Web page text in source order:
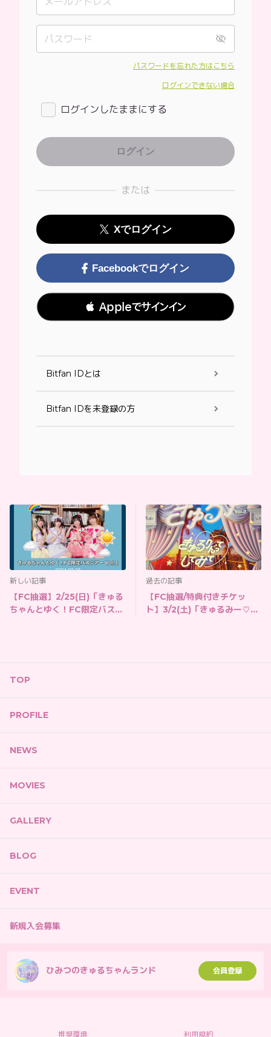
パスワードを忘れた方はこちら
ログインできない場合
ログインしたままにする
または
Xでログイン
Facebookでログイン
 Appleでサインイン
Bitfan IDとは
Bitfan IDを未登録の方
新しい記事
【FC抽選】2/25(日)「きゅる
ちゃんとゆく！FC限定バスツ
過去の記事
【FC抽選/特典付きチケッ
ト】3/2(土)「きゅるみー♡き
TOP
PROFILE
NEWS
MOVIES
GALLERY
BLOG
EVENT
新規入会募集
ひみつのきゅるちゃんランド 会員登録
推奨環境 利用規約